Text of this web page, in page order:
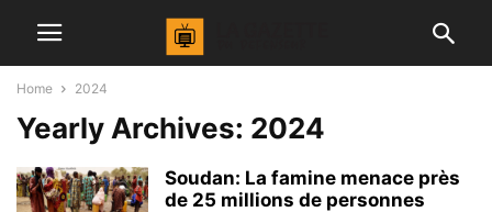
Home 2024
Yearly Archives: 2024
Soudan: La famine menace près
de 25 millions de personnes